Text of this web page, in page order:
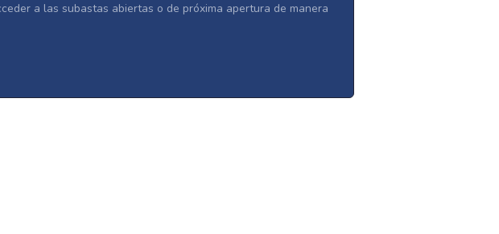
a las subastas abiertas o de próxima apertura de manera